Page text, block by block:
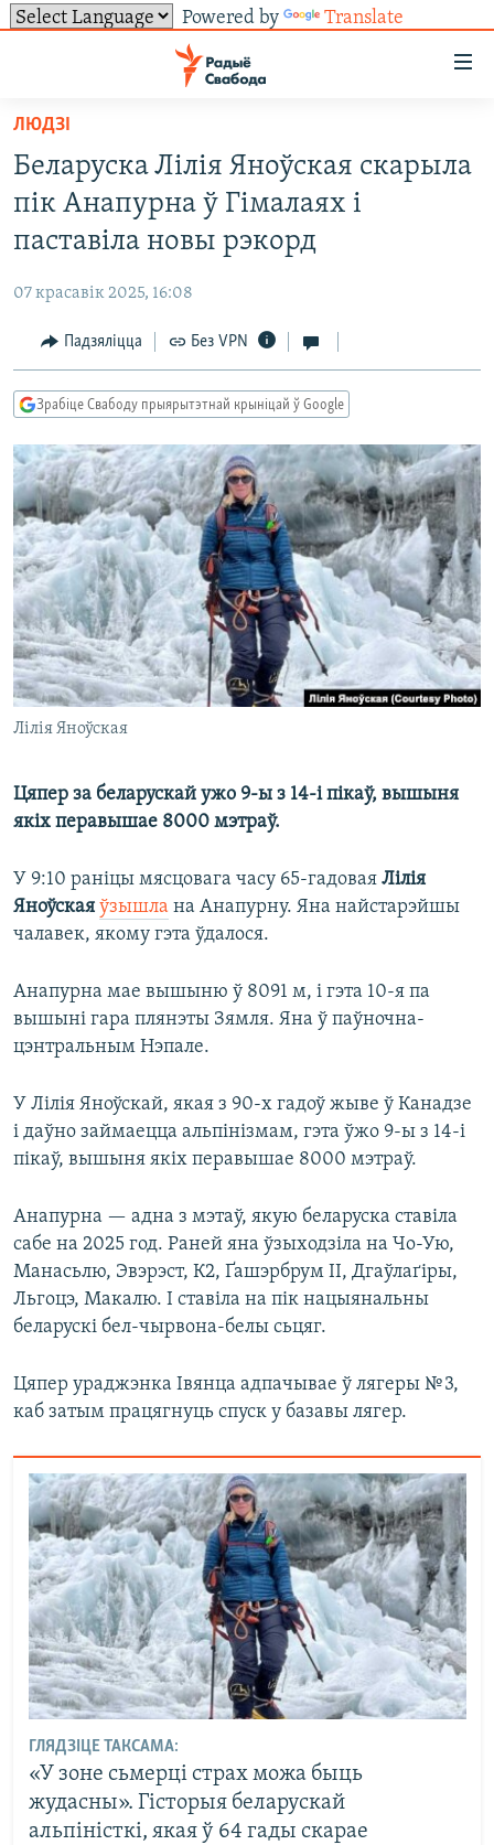
Powered by Translate
ўнівэрсальнага
доступу
Перайсьці
да
галоўнага
зьместу
да
навігацыі
Перайсьці
да
УСЕ НАВІНЫ
ВІДЭА І ФОТА
ПАЛІТЫКА
ЭКАНОМІКА
ПАЛІТВЯЗЬНІ
КУЛЬТУРА
КАЛЯНДАР
ТОЛЬКІ НА СВАБОДЗЕ
ГІСТОРЫЯ НА СВАБОДЗЕ
ПАДКАСТЫ
PREMIUM
МОВА
НА ХВАЛЯХ СВАБОДЫ
ПАДЗЯЛІЦЦА ІНФАРМАЦЫЯЙ
RSS
ПАДКАСТЫ
Усе сайты РС/РСЭ
ЛЮДЗІ
Беларуска Лілія Яноўская скарыла
пік Анапурна ў Гімалаях і
паставіла новы рэкорд
07 красавік 2025, 16:08
Падзяліцца Без VPN
Зрабіце Свабоду прыярытэтнай крыніцай ў Google
Лілія Яноўская
Цяпер за беларускай ужо 9-ы з 14-і пікаў, вышыня
якіх перавышае 8000 мэтраў.
У 9:10 раніцы мясцовага часу 65-гадовая Лілія
Яноўская ўзышла на Анапурну. Яна найстарэйшы
чалавек, якому гэта ўдалося.
Анапурна мае вышыню ў 8091 м, і гэта 10-я па
вышыні гара плянэты Зямля. Яна ў паўночна-
цэнтральным Нэпале.
У Лілія Яноўскай, якая з 90-х гадоў жыве ў Канадзе
і даўно займаецца альпінізмам, гэта ўжо 9-ы з 14-і
пікаў, вышыня якіх перавышае 8000 мэтраў.
Анапурна — адна з мэтаў, якую беларуска ставіла
сабе на 2025 год. Раней яна ўзыходзіла на Чо-Ую,
Манасьлю, Эвэрэст, К2, Ґашэрбрум II, Дгаўлаґіры,
Льгоцэ, Макалю. І ставіла на пік нацыянальны
беларускі бел-чырвона-белы сьцяг.
Цяпер ураджэнка Івянца адпачывае ў лягеры № 3,
каб затым працягнуць спуск у базавы лягер.
ГЛЯДЗІЦЕ ТАКСАМА:
«У зоне сьмерці страх можа быць
жудасны». Гісторыя беларускай
альпіністкі, якая ў 64 гады скарае